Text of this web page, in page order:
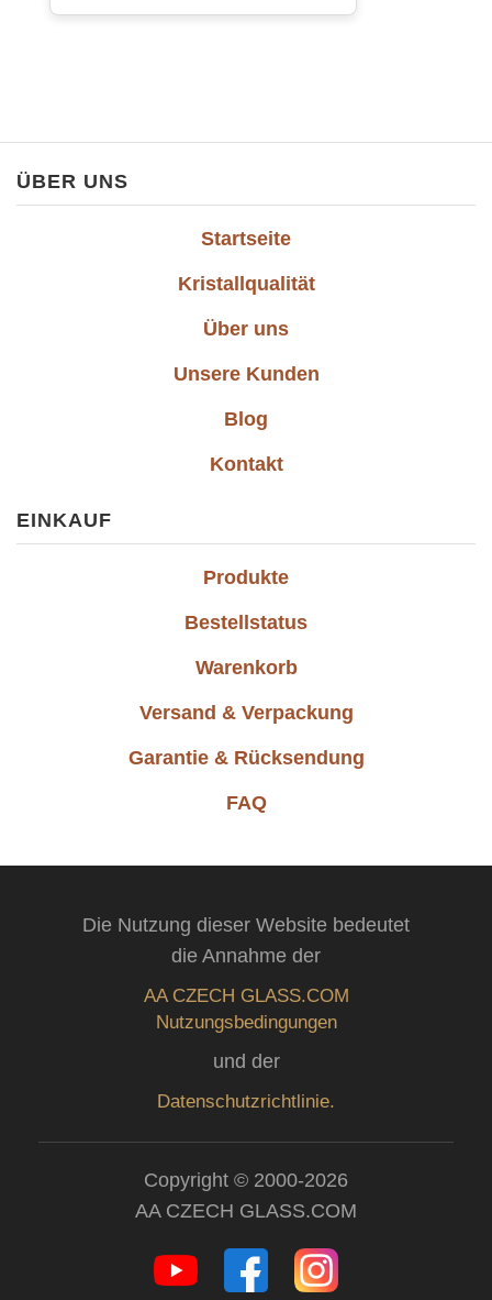
ÜBER UNS
Startseite
Kristallqualität
Über uns
Unsere Kunden
Blog
Kontakt
EINKAUF
Produkte
Bestellstatus
Warenkorb
Versand & Verpackung
Garantie & Rücksendung
FAQ
Die Nutzung dieser Website bedeutet
die Annahme der
AA CZECH GLASS.COM
Nutzungsbedingungen
und der
Datenschutzrichtlinie.
Copyright © 2000-2026
AA CZECH GLASS.COM